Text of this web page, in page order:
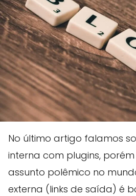
No último artigo falamos
interna com plugins,
assunto polêmico no
externa (links de saída) é